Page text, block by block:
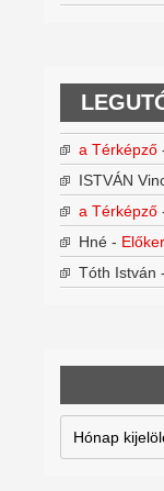
a Térképző
ISTVÁN
a Térképző
Hné -
Tóth István -
Archívum